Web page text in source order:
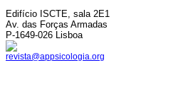
Edifício ISCTE, sala 2E1
Av. das Forças Armadas
P-1649-026 Lisboa
revista@appsicologia.org